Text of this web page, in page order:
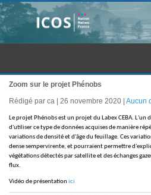
Zoom sur le projet Phénobs
Rédigé par ca 26 novembre 2020 Aucun
Le projet Phénobs est un projet du Labex CEBA. L'un
d'utiliser ce type de données acquises de manière
variations de densité et d'âge du feuillage. Ces
dense sempervirente, et pourraient permettre
végétations détectés par satellite et des échanges
flux.
Vidéo de présentationici